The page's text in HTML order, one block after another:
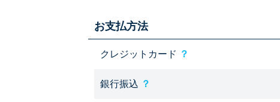
お支払方法
クレジットカード ？
銀行振込 ？